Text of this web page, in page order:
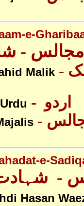
e-
مجالس -
Malik
Urdu
e-
Hasan